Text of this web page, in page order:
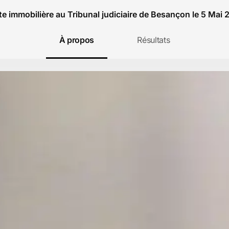
immobilière au Tribunal judiciaire de Besançon le 5 Mai
À propos Résultats